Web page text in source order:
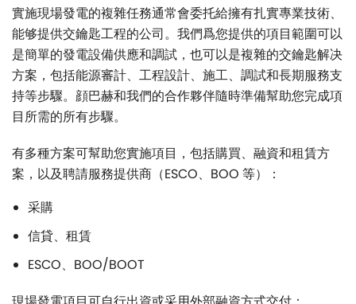
實施現場發電的複雜任務通常會委托給擁有扎實專業技術、
能够提供交鑰匙工程的公司。我們爲您提供的項目範圍可以
是簡單的發電設備供應和調試，也可以是複雜的交鑰匙解决
方案，包括能源審計、工程設計、施工、調試和長期服務支
持等步驟。顔巴赫和我們的合作夥伴隨時準備幫助您完成項
目所需的所有步驟。
有多種方案可幫助您實施項目，包括購買、融資和租賃方
案，以及聘請服務提供商（ESCO、BOO 等）：
采購
信貸、租賃
ESCO、BOO/BOOT